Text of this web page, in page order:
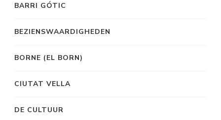
BARRI GÓTIC
BEZIENSWAARDIGHEDEN
BORNE (EL BORN)
CIUTAT VELLA
DE CULTUUR